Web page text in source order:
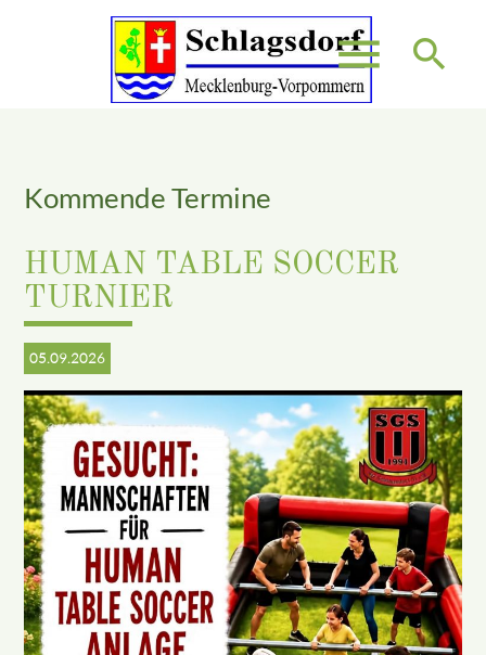
menu search
Kommende Termine
HUMAN TABLE SOCCER
TURNIER
05.09.2026